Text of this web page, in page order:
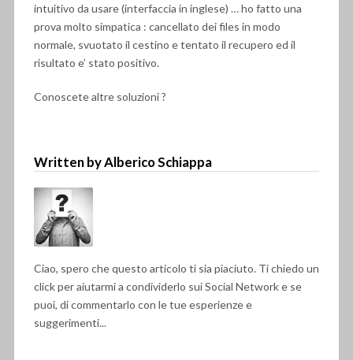
intuitivo da usare (interfaccia in inglese) … ho fatto una
prova molto simpatica : cancellato dei files in modo
normale, svuotato il cestino e tentato il recupero ed il
risultato e’ stato positivo.
Conoscete altre soluzioni ?
Written by Alberico Schiappa
Ciao, spero che questo articolo ti sia piaciuto. Ti chiedo un
click per aiutarmi a condividerlo sui Social Network e se
puoi, di commentarlo con le tue esperienze e
suggerimenti...